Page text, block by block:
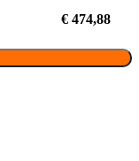
€ 474,88